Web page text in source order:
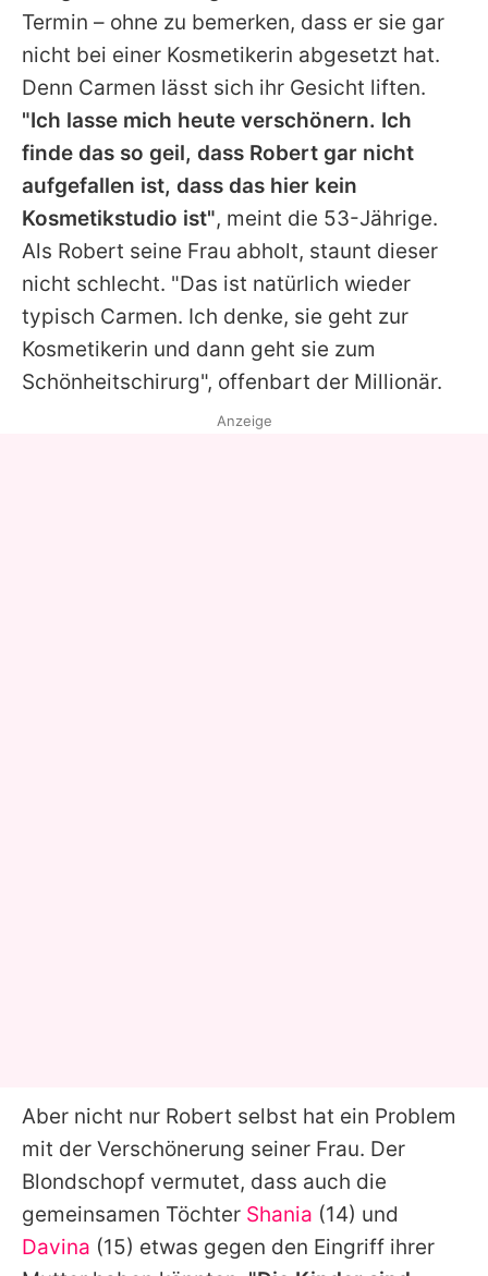
Termin – ohne zu bemerken, dass er sie gar
nicht bei einer Kosmetikerin abgesetzt hat.
Denn Carmen lässt sich ihr Gesicht liften.
"Ich lasse mich heute verschönern. Ich
finde das so geil, dass Robert gar nicht
aufgefallen ist, dass das hier kein
Kosmetikstudio ist", meint die 53-Jährige.
Als Robert seine Frau abholt, staunt dieser
nicht schlecht. "Das ist natürlich wieder
typisch Carmen. Ich denke, sie geht zur
Kosmetikerin und dann geht sie zum
Schönheitschirurg", offenbart der Millionär.
Aber nicht nur Robert selbst hat ein Problem
mit der Verschönerung seiner Frau. Der
Blondschopf vermutet, dass auch die
gemeinsamen Töchter Shania (14) und
Davina (15) etwas gegen den Eingriff ihrer
Anzeige